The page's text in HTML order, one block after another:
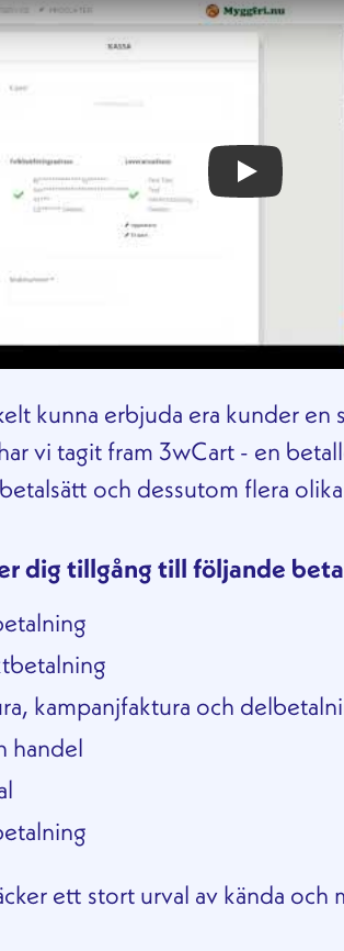
kunna erbjuda era kunder en
vi tagit fram 3wCart - en
och dessutom flera
dig tillgång till följande
kampanjfaktura och
handel
ett stort urval av kända och